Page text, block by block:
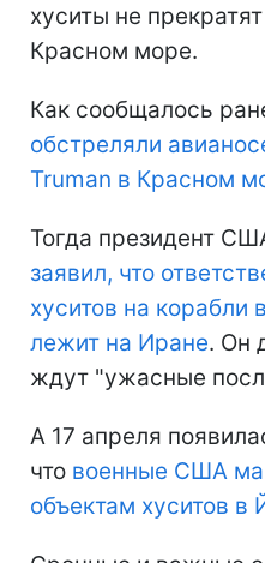
хуситы не
Красном море.
Как сообщалось
обстреляли
Truman в Красном
Тогда президент
заявил, что
хуситов на корабли
лежит на Иране. Он
ждут "ужасные
А 17 апреля
что военные США
объектам хуситов в